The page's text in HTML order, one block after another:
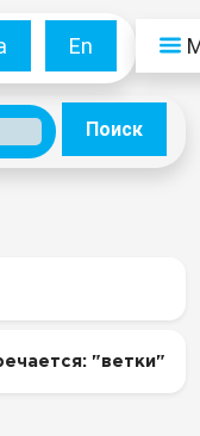
En
Поиск
"ветки"